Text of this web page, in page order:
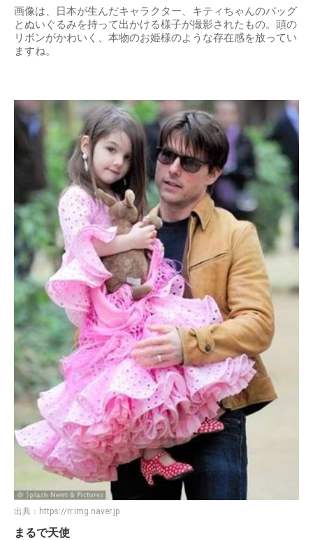
画像は、日本が生んだキャラクター、キティちゃんのバッグ
とぬいぐるみを持って出かける様子が撮影されたもの。頭の
リボンがかわいく、本物のお姫様のような存在感を放ってい
ますね。
出典： https://rr.img.naver.jp
まるで天使